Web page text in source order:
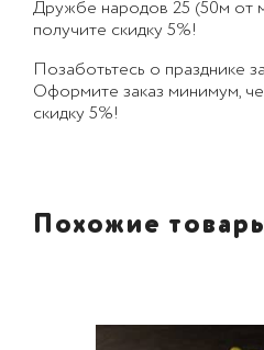
Дружбе народов 25 (50м от
получите скидку 5%!
Позаботьтесь о празднике
Оформите заказ минимум,
скидку 5%!
Похожие